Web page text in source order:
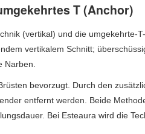
T (Anchor)
(vertikal) und die umgekehrte-
vertikalem Schnitt;
Narben.
bevorzugt. Durch den
entfernt werden. Beide
Bei Esteaura wird die